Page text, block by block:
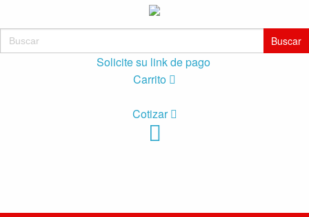
Buscar:
Solicite su link de pago
Carrito
Cotizar